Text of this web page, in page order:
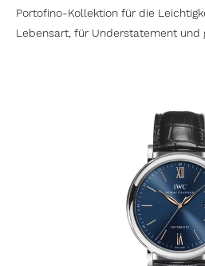
Portofino-Kollektion für die
Lebensart, für Understatement und